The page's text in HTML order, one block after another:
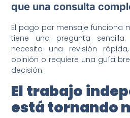
que una consulta
El pago por mensaje funciona
tiene una pregunta
necesita una revisión
opinión o requiere una guía
decisión.
El trabajo
está tornando